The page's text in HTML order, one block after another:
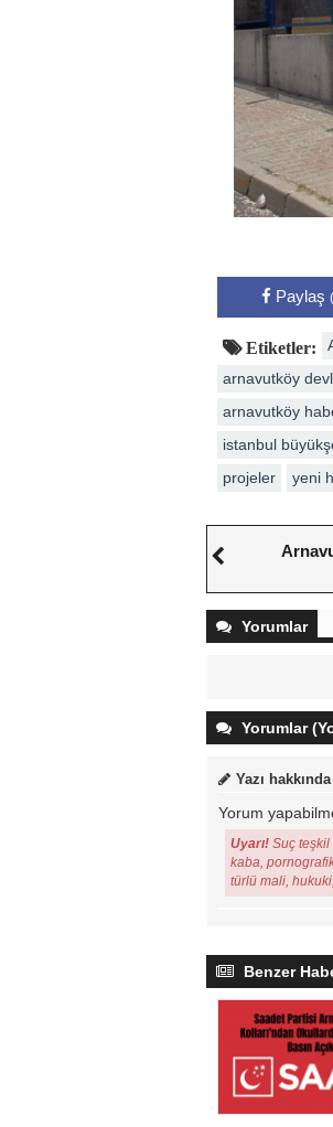
Paylaş
Etiketler:
arnavutköy
arnavutköy
istanbul
projeler
yeni
Yorumlar
Yorumlar
Yazı
Yorum
Uyarı! Suç teşkil
kaba,
türlü mali,
Benzer